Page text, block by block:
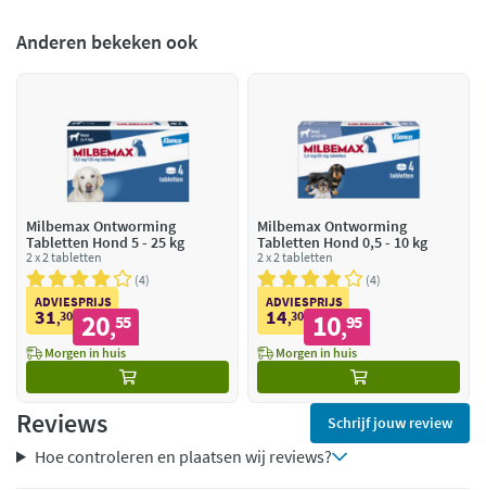
Anderen bekeken ook
Milbemax Ontworming
Tabletten Hond 5 - 25 kg
2 x 2 tabletten
4
ADVIESPRIJS
31,30 20,55
Morgen in huis
Milbemax Ontworming
Tabletten Hond 0,5 - 10 kg
2 x 2 tabletten
4
ADVIESPRIJS
14,30 10,95
Morgen in huis
Reviews Schrijf jouw review
Hoe controleren en plaatsen wij reviews?